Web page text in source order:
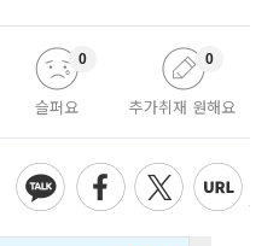
슬퍼요
0
추가취재 원해요
0